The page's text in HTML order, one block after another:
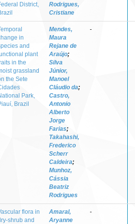
District,
Rodrigues,
Cristiane
in
and
plant
in the
grassland
the Sete
Park,
Brazil
Mendes,
Maura
Rejane de
Araújo;
Silva
Júnior,
Manoel
Cláudio da;
Castro,
Antonio
Alberto
Jorge
Farias;
Takahashi,
Frederico
Scherr
Caldeira;
Munhoz,
Cássia
Beatriz
Rodrigues
-
flora in
shrub and
Amaral,
Aryanne
-